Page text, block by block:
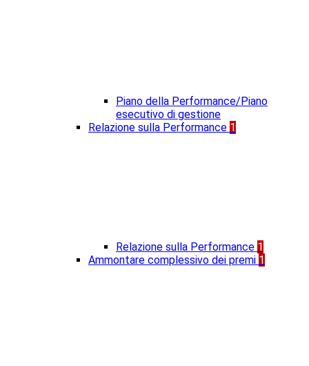
Piano della Performance/Piano
esecutivo di gestione
Relazione sulla Performance 1
Relazione sulla Performance 1
Ammontare complessivo dei premi 1